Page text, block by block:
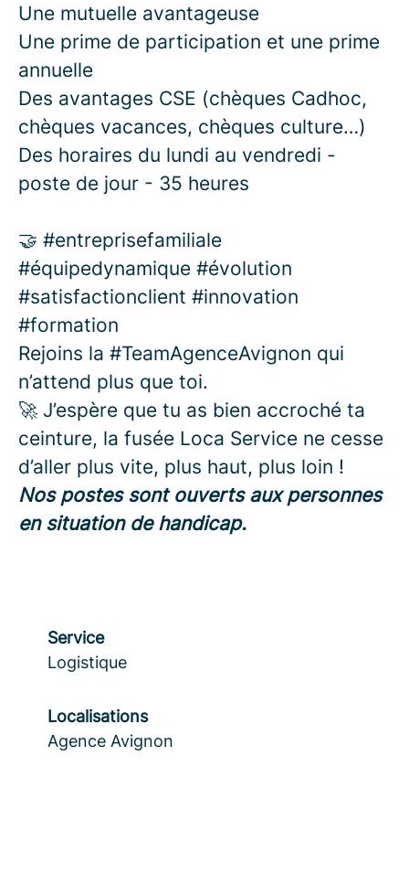
Une mutuelle avantageuse
Une prime de participation et une prime
annuelle
Des avantages CSE (chèques Cadhoc,
chèques vacances, chèques culture…)
Des horaires du lundi au vendredi -
poste de jour - 35 heures
🤝 #entreprisefamiliale
#équipedynamique #évolution
#satisfactionclient #innovation
#formation
Rejoins la #TeamAgenceAvignon qui
n’attend plus que toi.
🚀 J’espère que tu as bien accroché ta
ceinture, la fusée Loca Service ne cesse
d’aller plus vite, plus haut, plus loin !
Nos postes sont ouverts aux personnes
en situation de handicap.
Service
Logistique
Localisations
Agence Avignon